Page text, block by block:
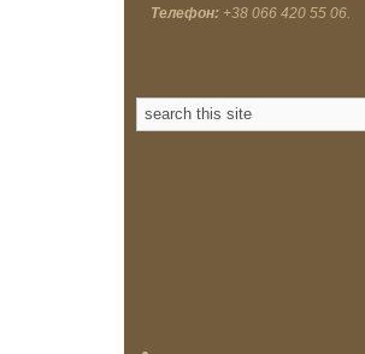
Телефон: +38 066 420 55 06.